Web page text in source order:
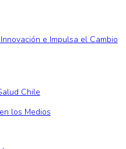
e Impulsa el Cambio
Chile
los Medios